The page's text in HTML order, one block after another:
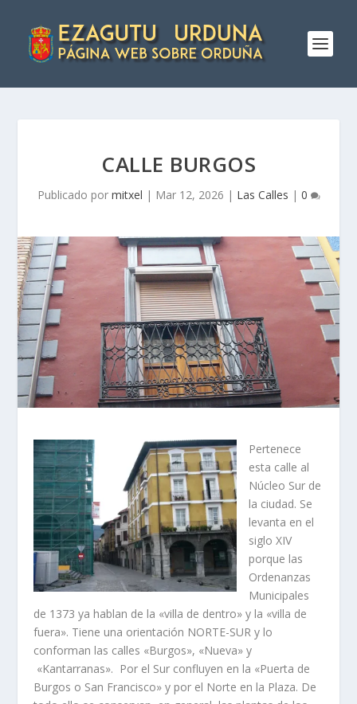
CALLE BURGOS
Publicado por mitxel | Mar 12, 2026 | Las Calles | 0
Pertenece
esta calle al
Núcleo Sur de
la ciudad. Se
levanta en el
siglo XIV
porque las
Ordenanzas
Municipales
de 1373 ya hablan de la «villa de dentro» y la «villa de
fuera». Tiene una orientación NORTE-SUR y lo
conforman las calles «Burgos», «Nueva» y
«Kantarranas». Por el Sur confluyen en la «Puerta de
Burgos o San Francisco» y por el Norte en la Plaza. De